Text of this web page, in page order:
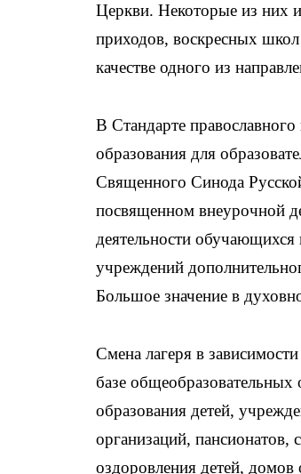
Церкви. Некоторые из них
приходов, воскресных школ
качестве одного из
В Стандарте
образования для
Священного Синода
посвященном внеурочной
деятельности обучающихся
учреждений
Большое значение в
Смена лагеря в
базе общеобразовательных
образования детей,
организаций,
оздоровления детей,